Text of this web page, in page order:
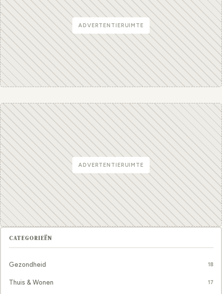
ADVERTENTIERUIMTE
ADVERTENTIERUIMTE
CATEGORIEËN
Gezondheid 18
Thuis & Wonen 17